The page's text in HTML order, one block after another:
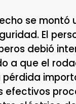
se montó
El
debió
a que el
efectivos